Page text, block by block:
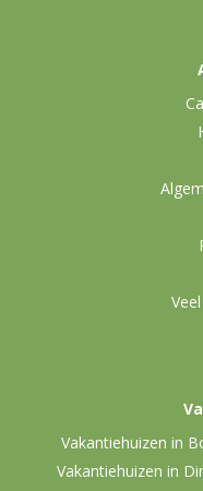
Vakantiehuizen in
Vakantiehuizen in